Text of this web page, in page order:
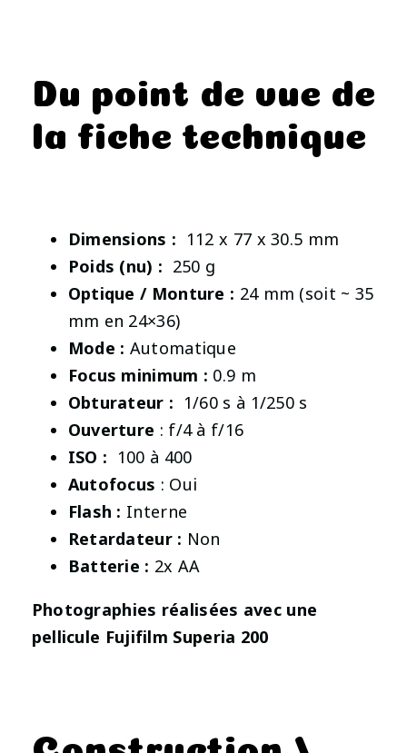
Du point de vue de
la fiche technique
Dimensions : 112 x 77 x 30.5 mm
Poids (nu) : 250 g
Optique / Monture : 24 mm (soit ~ 35
mm en 24×36)
Mode : Automatique
Focus minimum : 0.9 m
Obturateur : 1/60 s à 1/250 s
Ouverture : f/4 à f/16
ISO : 100 à 400
Autofocus : Oui
Flash : Interne
Retardateur : Non
Batterie : 2x AA
Photographies réalisées avec une
pellicule Fujifilm Superia 200
Construction /